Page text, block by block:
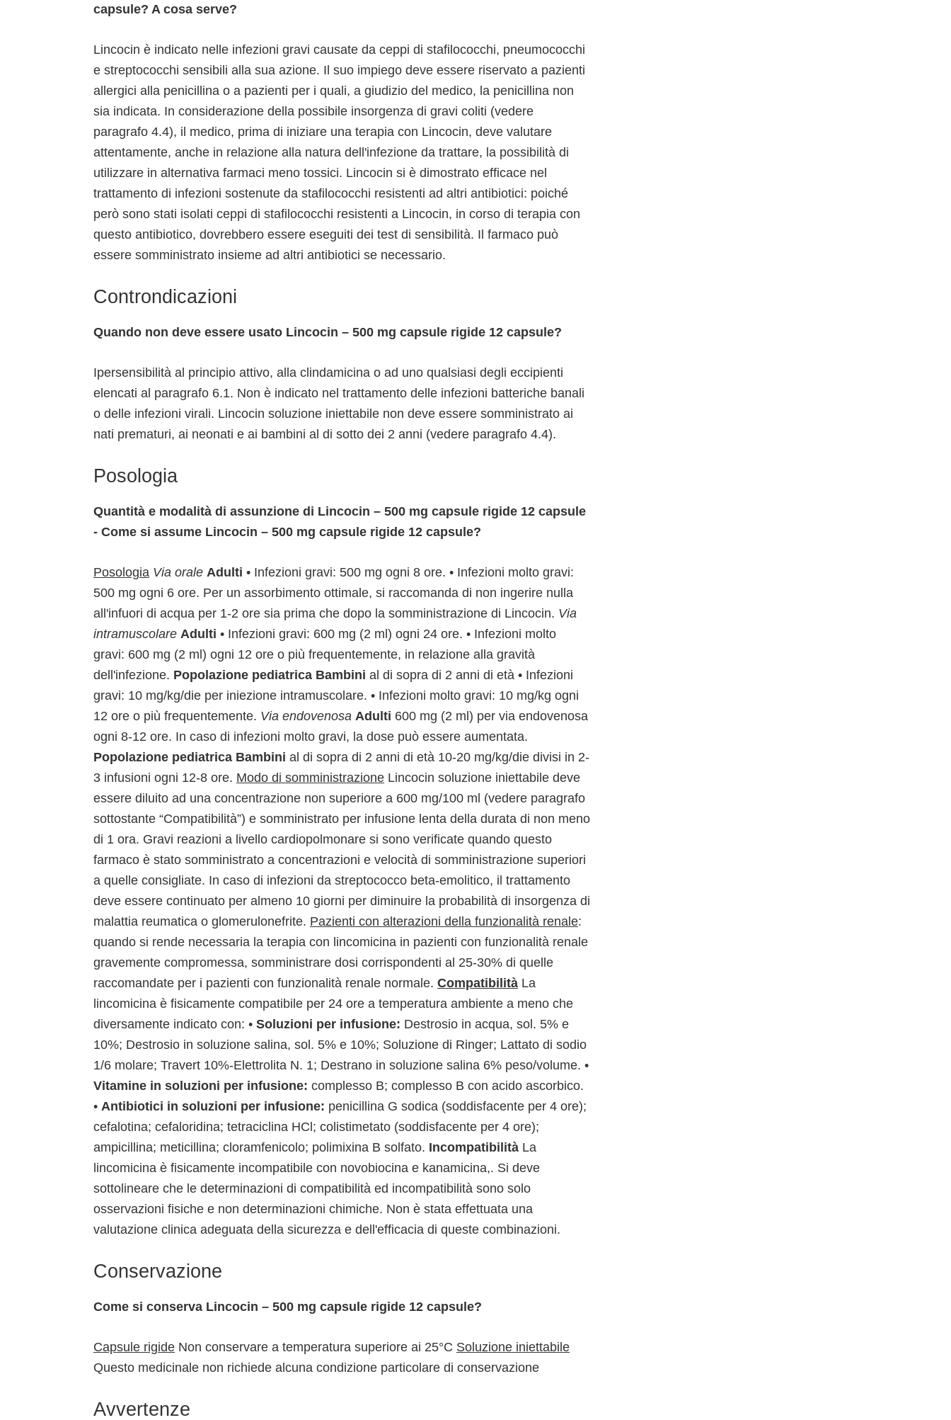
capsule? A cosa serve?
Lincocin è indicato nelle infezioni gravi causate da ceppi di stafilococchi, pneumococchi
e streptococchi sensibili alla sua azione. Il suo impiego deve essere riservato a pazienti
allergici alla penicillina o a pazienti per i quali, a giudizio del medico, la penicillina non
sia indicata. In considerazione della possibile insorgenza di gravi coliti (vedere
paragrafo 4.4), il medico, prima di iniziare una terapia con Lincocin, deve valutare
attentamente, anche in relazione alla natura dell'infezione da trattare, la possibilità di
utilizzare in alternativa farmaci meno tossici. Lincocin si è dimostrato efficace nel
trattamento di infezioni sostenute da stafilococchi resistenti ad altri antibiotici: poiché
però sono stati isolati ceppi di stafilococchi resistenti a Lincocin, in corso di terapia con
questo antibiotico, dovrebbero essere eseguiti dei test di sensibilità. Il farmaco può
essere somministrato insieme ad altri antibiotici se necessario.
Controndicazioni
Quando non deve essere usato Lincocin – 500 mg capsule rigide 12 capsule?
Ipersensibilità al principio attivo, alla clindamicina o ad uno qualsiasi degli eccipienti
elencati al paragrafo 6.1. Non è indicato nel trattamento delle infezioni batteriche banali
o delle infezioni virali. Lincocin soluzione iniettabile non deve essere somministrato ai
nati prematuri, ai neonati e ai bambini al di sotto dei 2 anni (vedere paragrafo 4.4).
Posologia
Quantità e modalità di assunzione di Lincocin – 500 mg capsule rigide 12 capsule
- Come si assume Lincocin – 500 mg capsule rigide 12 capsule?
Posologia Via orale Adulti • Infezioni gravi: 500 mg ogni 8 ore. • Infezioni molto gravi:
500 mg ogni 6 ore. Per un assorbimento ottimale, si raccomanda di non ingerire nulla
all'infuori di acqua per 1-2 ore sia prima che dopo la somministrazione di Lincocin. Via
intramuscolare Adulti • Infezioni gravi: 600 mg (2 ml) ogni 24 ore. • Infezioni molto
gravi: 600 mg (2 ml) ogni 12 ore o più frequentemente, in relazione alla gravità
dell'infezione. Popolazione pediatrica Bambini al di sopra di 2 anni di età • Infezioni
gravi: 10 mg/kg/die per iniezione intramuscolare. • Infezioni molto gravi: 10 mg/kg ogni
12 ore o più frequentemente. Via endovenosa Adulti 600 mg (2 ml) per via endovenosa
ogni 8-12 ore. In caso di infezioni molto gravi, la dose può essere aumentata.
Popolazione pediatrica Bambini al di sopra di 2 anni di età 10-20 mg/kg/die divisi in 2-
3 infusioni ogni 12-8 ore. Modo di somministrazione Lincocin soluzione iniettabile deve
essere diluito ad una concentrazione non superiore a 600 mg/100 ml (vedere paragrafo
sottostante “Compatibilità”) e somministrato per infusione lenta della durata di non meno
di 1 ora. Gravi reazioni a livello cardiopolmonare si sono verificate quando questo
farmaco è stato somministrato a concentrazioni e velocità di somministrazione superiori
a quelle consigliate. In caso di infezioni da streptococco beta-emolitico, il trattamento
deve essere continuato per almeno 10 giorni per diminuire la probabilità di insorgenza di
malattia reumatica o glomerulonefrite. Pazienti con alterazioni della funzionalità renale:
quando si rende necessaria la terapia con lincomicina in pazienti con funzionalità renale
gravemente compromessa, somministrare dosi corrispondenti al 25-30% di quelle
raccomandate per i pazienti con funzionalità renale normale. Compatibilità La
lincomicina è fisicamente compatibile per 24 ore a temperatura ambiente a meno che
diversamente indicato con: • Soluzioni per infusione: Destrosio in acqua, sol. 5% e
10%; Destrosio in soluzione salina, sol. 5% e 10%; Soluzione di Ringer; Lattato di sodio
1/6 molare; Travert 10%-Elettrolita N. 1; Destrano in soluzione salina 6% peso/volume. •
Vitamine in soluzioni per infusione: complesso B; complesso B con acido ascorbico.
• Antibiotici in soluzioni per infusione: penicillina G sodica (soddisfacente per 4 ore);
cefalotina; cefaloridina; tetraciclina HCl; colistimetato (soddisfacente per 4 ore);
ampicillina; meticillina; cloramfenicolo; polimixina B solfato. Incompatibilità La
lincomicina è fisicamente incompatibile con novobiocina e kanamicina,. Si deve
sottolineare che le determinazioni di compatibilità ed incompatibilità sono solo
osservazioni fisiche e non determinazioni chimiche. Non è stata effettuata una
valutazione clinica adeguata della sicurezza e dell'efficacia di queste combinazioni.
Conservazione
Come si conserva Lincocin – 500 mg capsule rigide 12 capsule?
Capsule rigide Non conservare a temperatura superiore ai 25°C Soluzione iniettabile
Questo medicinale non richiede alcuna condizione particolare di conservazione
Avvertenze